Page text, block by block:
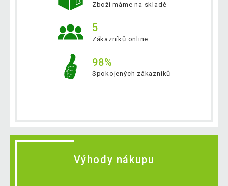
Zboží máme na skladě
5
Zákazníků online
98%
Spokojených zákazníků
Výhody nákupu